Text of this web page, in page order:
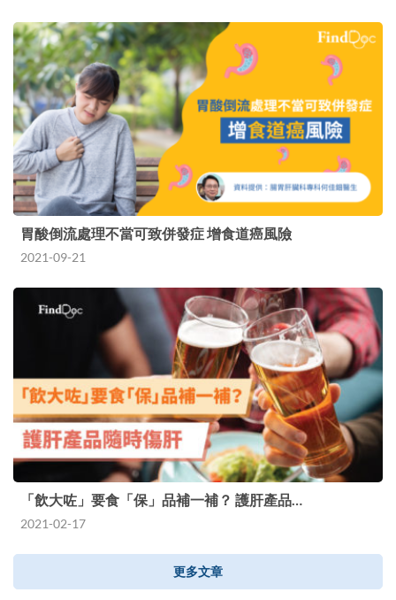
胃酸倒流處理不當可致併發症 增食道癌風險
2021-09-21
「飲大咗」要食「保」品補一補？ 護肝產品…
2021-02-17
更多文章